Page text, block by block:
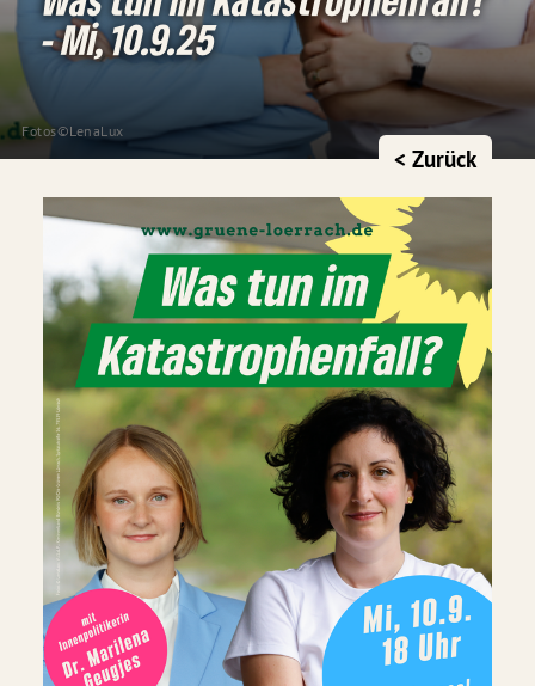
Fotos©LenaLux
- Mi, 10.9.25
< Zurück